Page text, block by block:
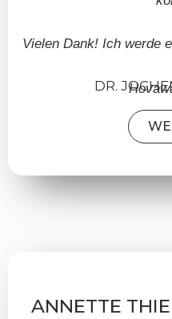
Vielen Dank! Ich werde
DR.
ANNETTE